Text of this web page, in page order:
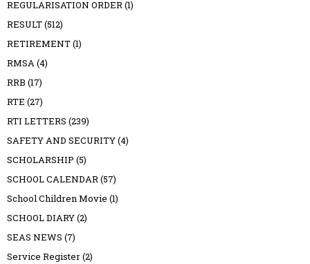
REGULARISATION ORDER(1)
RESULT(512)
RETIREMENT(1)
RMSA(4)
RRB (17)
RTE (27)
RTI LETTERS (239)
SAFETY AND SECURITY(4)
SCHOLARSHIP (5)
SCHOOL CALENDAR(57)
School Children Movie (1)
SCHOOL DIARY(2)
SEAS NEWS (7)
Service Register(2)